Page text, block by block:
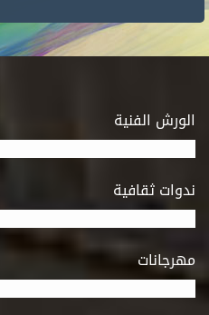
الورش الفنية
ندوات ثقافية
مهرجانات